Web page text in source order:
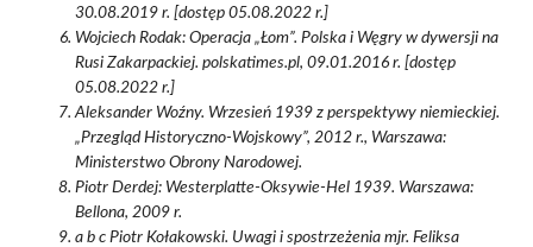
30.08.2019 r. [dostęp 05.08.2022 r.]
Wojciech Rodak: Operacja „Łom”. Polska i Węgry w dywersji na
Rusi Zakarpackiej. polskatimes.pl, 09.01.2016 r. [dostęp
05.08.2022 r.]
Aleksander Woźny. Wrzesień 1939 z perspektywy niemieckiej.
„Przegląd Historyczno-Wojskowy”, 2012 r., Warszawa:
Ministerstwo Obrony Narodowej.
Piotr Derdej: Westerplatte-Oksywie-Hel 1939. Warszawa:
Bellona, 2009 r.
a b c Piotr Kołakowski. Uwagi i spostrzeżenia mjr. Feliksa